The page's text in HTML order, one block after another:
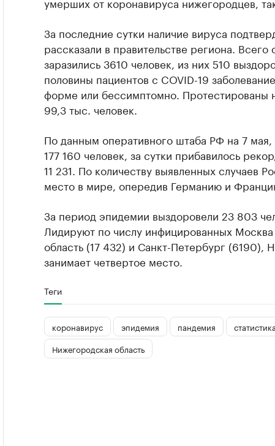
За последние сутки наличие вируса
рассказали в правительстве региона.
заразились 3610 человек, из них 510
половины пациентов с COVID-19
форме или бессимптомно. Протестированы
99,3 тыс. человек.
По данным оперативного штаба РФ на 7
177 160 человек, за сутки прибавилось
11 231. По количеству выявленных случаев
место в мире, опередив Германию и
За период эпидемии выздоровели 23 803
Лидируют по числу инфицированных
область (17 432) и Санкт-Петербург (6190),
занимает четвертое место.
Теги
коронавирус эпидемия пандемия статистика
Нижегородская область